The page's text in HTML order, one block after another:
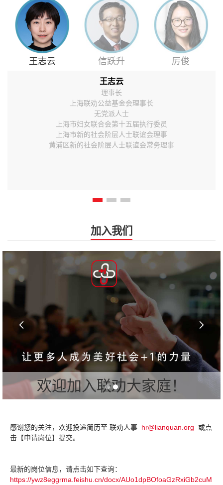
王志云 信跃升 厉俊
王志云
理事长
上海联劝公益基金会理事长
无党派人士
上海市妇女联合会第十五届执行委员
上海市新的社会阶层人士联谊会理事
黄浦区新的社会阶层人士联谊会常务理事
加入我们
欢迎加入联劝大家庭！
 
感谢您的关注，欢迎投递简历至 联劝人事 hr@lianquan.org 或点
击【申请岗位】提交。
最新的岗位信息，请点击如下查询：
https://ywz8eggrma.feishu.cn/docx/AUo1dpBOfoaGzRxiGb2cuM